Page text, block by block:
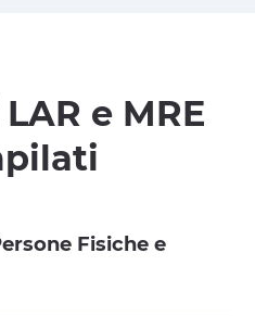
e MRE
Fisiche e